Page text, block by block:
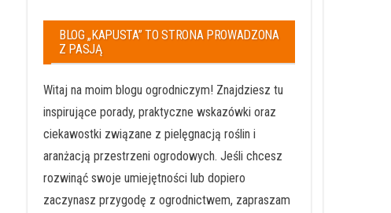
BLOG „KAPUSTA” TO STRONA PROWADZONA
Z PASJĄ
Witaj na moim blogu ogrodniczym! Znajdziesz tu
inspirujące porady, praktyczne wskazówki oraz
ciekawostki związane z pielęgnacją roślin i
aranżacją przestrzeni ogrodowych. Jeśli chcesz
rozwinąć swoje umiejętności lub dopiero
zaczynasz przygodę z ogrodnictwem, zapraszam